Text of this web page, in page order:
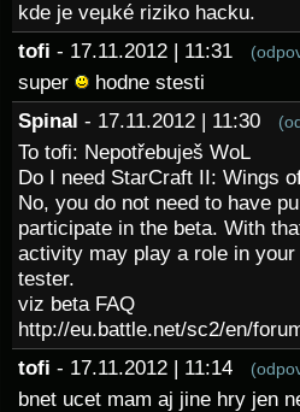
kde je veµké riziko hacku.
tofi - 17.11.2012 | 11:31
super
hodne stesti
Spinal - 17.11.2012 | 11:30
To tofi: Nepotřebuješ WoL
Do I need StarCraft II: Wings
No, you do not need to have
participate in the beta. With
activity may play a role in
tester.
viz beta FAQ
http://eu.battle.net/sc2/en/
tofi - 17.11.2012 | 11:14
bnet ucet mam aj jine hry jen